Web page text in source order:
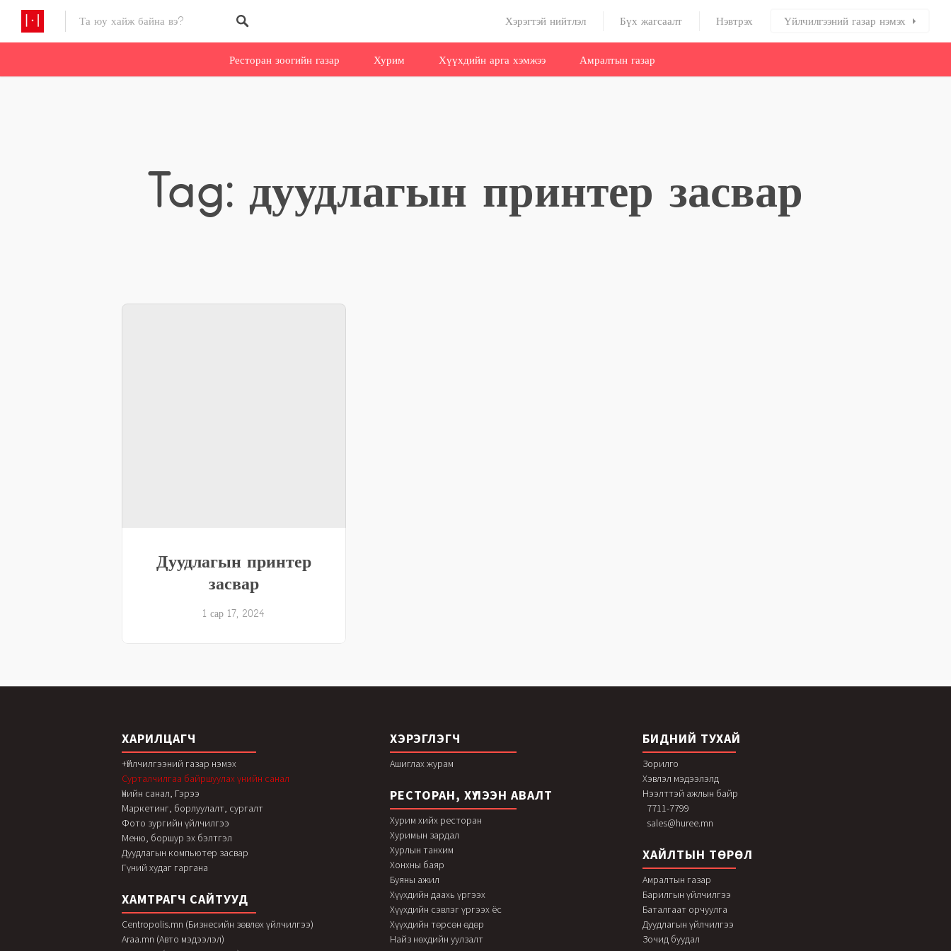
Хэрэгтэй нийтлэл Бүх жагсаалт Нэвтрэх Үйлчилгээний газар нэмэх
Ресторан зоогийн газар Хурим Хүүхдийн арга хэмжээ Амралтын газар
Tag: дуудлагын принтер засвар
Дуудлагын принтер
засвар
1 сар 17, 2024
ХАРИЛЦАГЧ
+Үйлчилгээний газар нэмэх
Сурталчилгаа байршуулах үнийн санал
Үнийн санал, Гэрээ
Маркетинг, борлуулалт, сургалт
Фото зургийн үйлчилгээ
Меню, боршур эх бэлтгэл
Дуудлагын компьютер засвар
Гүний худаг гаргана
ХАМТРАГЧ САЙТУУД
Centropolis.mn (Бизнесийн зөвлөх үйлчилгээ)
Araa.mn (Авто мэдээлэл)
ХЭРЭГЛЭГЧ
Ашиглах журам
РЕСТОРАН, ХҮЛЭЭН АВАЛТ
Хурим хийх ресторан
Хуримын зардал
Хурлын танхим
Хонхны баяр
Буяны ажил
Хүүхдийн даахь үргээх
Хүүхдийн сэвлэг үргээх ёс
Хүүхдийн төрсөн өдөр
Найз нөхдийн уулзалт
БИДНИЙ ТУХАЙ
Зорилго
Хэвлэл мэдээлэлд
Нээлттэй ажлын байр
7711-7799
sales@huree.mn
ХАЙЛТЫН ТӨРӨЛ
Амралтын газар
Барилгын үйлчилгээ
Баталгаат орчуулга
Дуудлагын үйлчилгээ
Зочид буудал